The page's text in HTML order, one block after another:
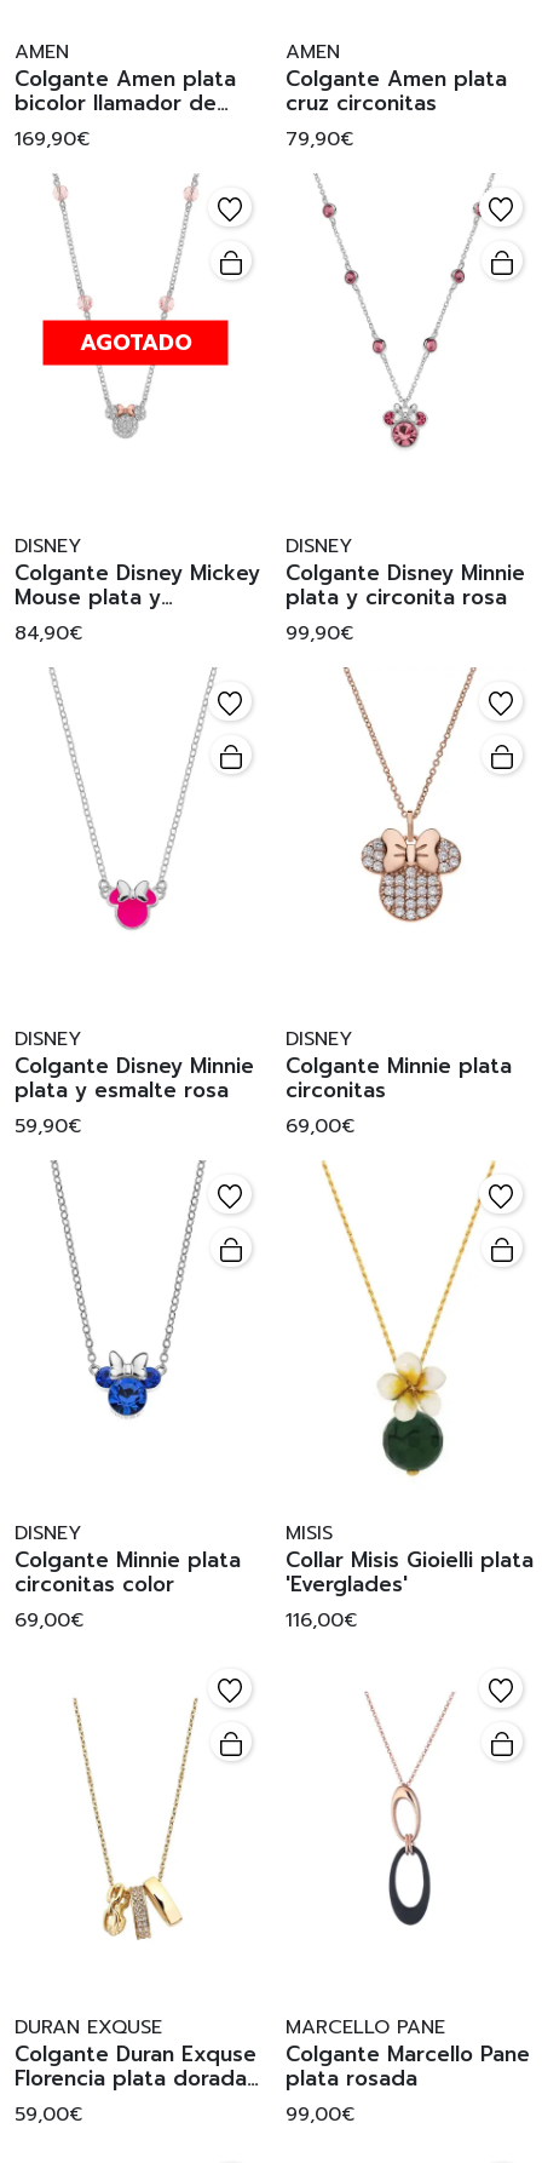
AMEN
Colgante Amen plata
bicolor llamador de
ángel
169,90€
AMEN
Colgante Amen plata
cruz circonitas
79,90€
AGOTADO
DISNEY
Colgante Disney Mickey
Mouse plata y
circonitas
84,90€
DISNEY
Colgante Disney Minnie
plata y circonita rosa
99,90€
DISNEY
Colgante Disney Minnie
plata y esmalte rosa
59,90€
DISNEY
Colgante Minnie plata
circonitas
69,00€
DISNEY
Colgante Minnie plata
circonitas color
69,00€
MISIS
Collar Misis Gioielli plata
'Everglades'
116,00€
DURAN EXQUSE
Colgante Duran Exquse
Florencia plata dorada
ztas.
59,00€
MARCELLO PANE
Colgante Marcello Pane
plata rosada
99,00€